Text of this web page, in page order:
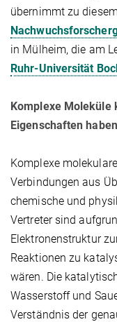
übernimmt zu
in Mülheim, die am
Ruhr-Universität
Komplexe Moleküle
Eigenschaften haben
Komplexe
Verbindungen aus
chemische und
Vertreter sind
Elektronenstruktur
Reaktionen zu
wären. Die
Wasserstoff und
Verständnis der